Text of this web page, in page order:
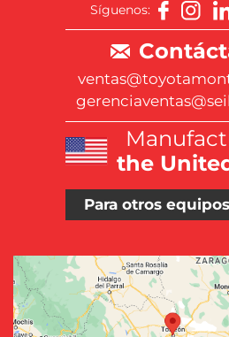
Síguenos:
the
Para otros